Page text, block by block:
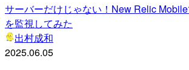
サーバーだけじゃない！New Relic
を監視してみた
出村成和
2025.06.05